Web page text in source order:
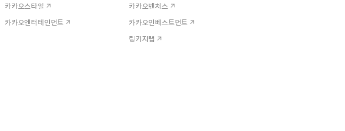
카카오스타일
카카오엔터테인먼트
카카오벤처스
카카오인베스트먼트
링키지랩